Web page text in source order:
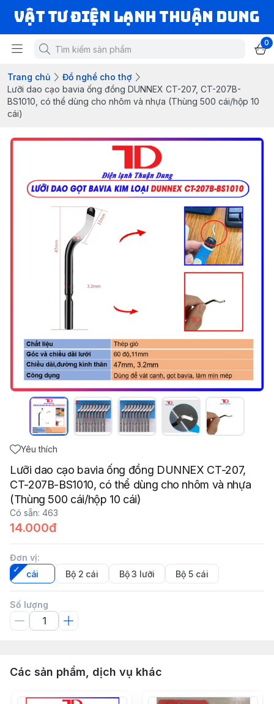
VẬT TƯ ĐIỆN LẠNH THUẬN DUNG
0
Trang chủ
Đồ nghề cho thợ
Lưỡi dao cạo bavia ống đồng DUNNEX CT-207, CT-207B-
BS1010, có thể dùng cho nhôm và nhựa (Thùng 500 cái/hộp 10
cái)
Yêu thích
Lưỡi dao cạo bavia ống đồng DUNNEX CT-207,
CT-207B-BS1010, có thể dùng cho nhôm và nhựa
(Thùng 500 cái/hộp 10 cái)
Có sẵn: 463
14.000đ
Đơn vị:
cái
Bộ 2 cái Bộ 3 lưỡi Bộ 5 cái
Số lượng
Các sản phẩm, dịch vụ khác